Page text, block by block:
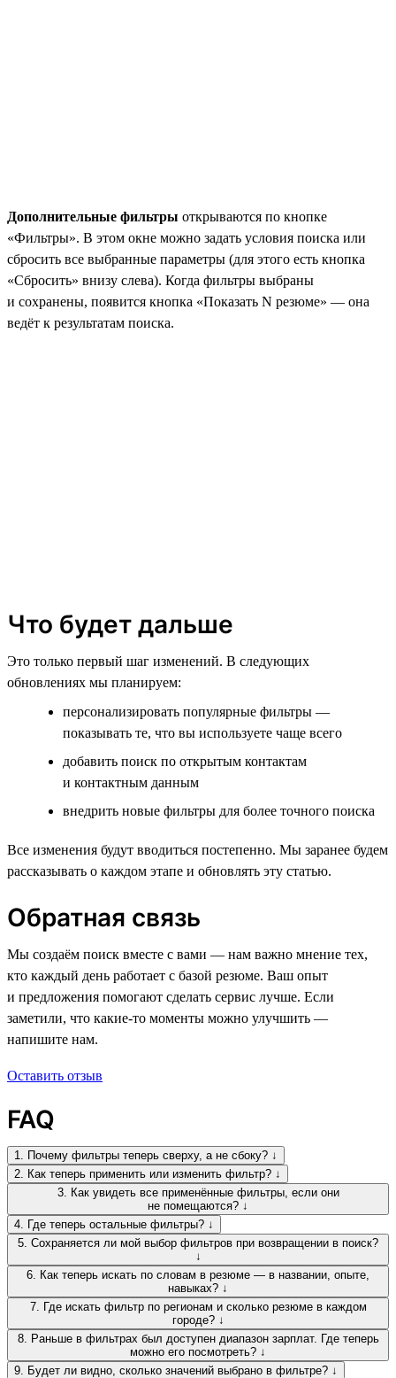
Дополнительные фильтры открываются по кнопке
«Фильтры». В этом окне можно задать условия поиска или
сбросить все выбранные параметры (для этого есть кнопка
«Сбросить» внизу слева). Когда фильтры выбраны
и сохранены, появится кнопка «Показать N резюме» — она
ведёт к результатам поиска.
Что будет дальше
Это только первый шаг изменений. В следующих
обновлениях мы планируем:
персонализировать популярные фильтры —
показывать те, что вы используете чаще всего
добавить поиск по открытым контактам
и контактным данным
внедрить новые фильтры для более точного поиска
Все изменения будут вводиться постепенно. Мы заранее будем
рассказывать о каждом этапе и обновлять эту статью.
Обратная связь
Мы создаём поиск вместе с вами — нам важно мнение тех,
кто каждый день работает с базой резюме. Ваш опыт
и предложения помогают сделать сервис лучше. Если
заметили, что какие-то моменты можно улучшить —
напишите нам.
Оставить отзыв
FAQ
1. Почему фильтры теперь сверху, а не сбоку? ↓
2. Как теперь применить или изменить фильтр? ↓
3. Как увидеть все применённые фильтры, если они
не помещаются? ↓
4. Где теперь остальные фильтры? ↓
5. Сохраняется ли мой выбор фильтров при возвращении в поиск?
↓
6. Как теперь искать по словам в резюме — в названии, опыте,
навыках? ↓
7. Где искать фильтр по регионам и сколько резюме в каждом
городе? ↓
8. Раньше в фильтрах был доступен диапазон зарплат. Где теперь
можно его посмотреть? ↓
9. Будет ли видно, сколько значений выбрано в фильтре? ↓